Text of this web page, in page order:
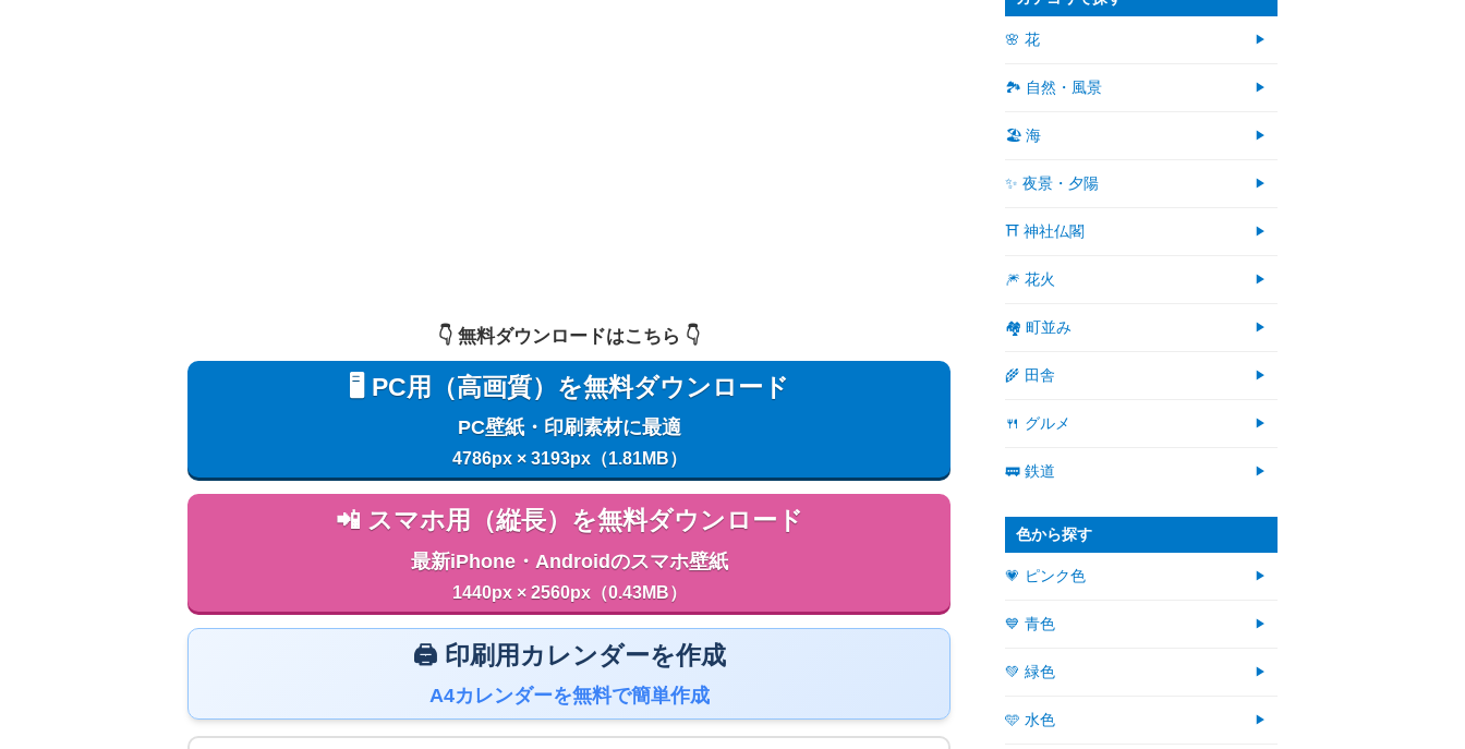
👇️ 無料ダウンロードはこちら 👇️
🖥️ PC用（高画質）を無料ダウンロード
PC壁紙・印刷素材に最適
4786px × 3193px（1.81MB）
📲 スマホ用（縦長）を無料ダウンロード
最新iPhone・Androidのスマホ壁紙
1440px × 2560px（0.43MB）
🖨️ 印刷用カレンダーを作成
A4カレンダーを無料で簡単作成
🌸 花
🏞️ 自然・風景
🏖 海
✨ 夜景・夕陽
⛩ 神社仏閣
🎆 花火
🏘 町並み
🌾 田舎
🍴 グルメ
🚃 鉄道
色から探す
💗 ピンク色
💙 青色
💚 緑色
🩵 水色